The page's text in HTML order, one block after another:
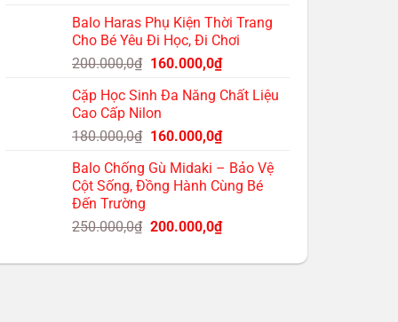
là:
70.000,0₫.
tại
là:
60.000,0₫.
Balo Haras Phụ Kiện Thời Trang
Cho Bé Yêu Đi Học, Đi Chơi
200.000,0₫ Giá
là:
200.000,0₫.
160.000,0₫Giá
tại
160.000,0₫.
Cặp Học Sinh Đa Năng Chất Liệu
Cao Cấp Nilon
180.000,0₫ Giá
là:
180.000,0₫.
160.000,0₫Giá
tại
là:
Balo Chống Gù Midaki – Bảo Vệ
Cột Sống, Đồng Hành Cùng Bé
Đến Trường
250.000,0₫ Giá
là:
200.000,0₫Giá
tại